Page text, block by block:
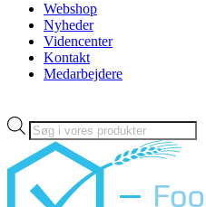
Webshop
Nyheder
Videncenter
Kontakt
Medarbejdere
Products
search